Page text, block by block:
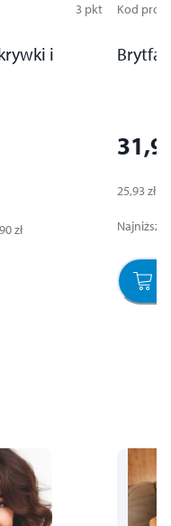
3 pkt
i
zł
Kod
25,93 zł